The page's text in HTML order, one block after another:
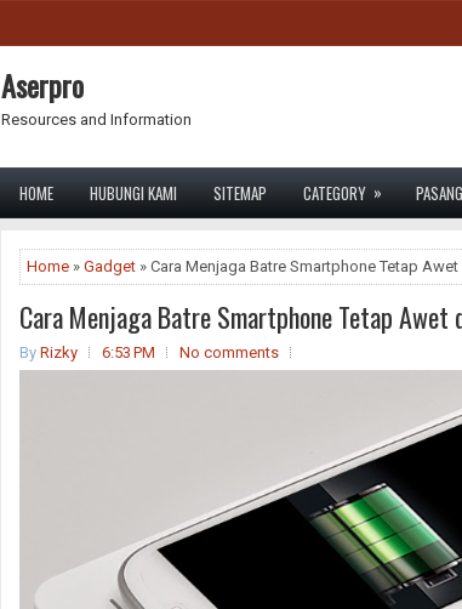
Aserpro
Resources and Information
HOME HUBUNGI KAMI SITEMAP CATEGORY »
Home » Gadget » Cara Menjaga Batre Smartphone Tetap Awet
Cara Menjaga Batre Smartphone Tetap Awet
By Rizky 6:53 PM No comments